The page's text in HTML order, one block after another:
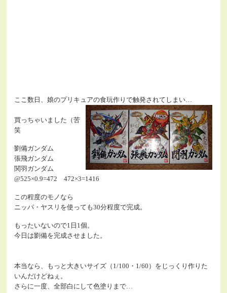
ここ数日、娘のプリキュアの食玩作りで触発されてしまい…
買っちゃいました（苦
笑
劉備ガンダム
張飛ガンダム
関羽ガンダム
@525×0.9=472 472×3=1416
この程度のモノなら
ニッパ・ヤスリを使っても30分程度で完成。
もったいないので1日1個。
今日は劉備を完成させました。
本当なら、もっと大きいサイズ（1/100・1/60）をじっくり作りた
いんだけどねぇ。
さらに一度、全部白にして色塗りまで…